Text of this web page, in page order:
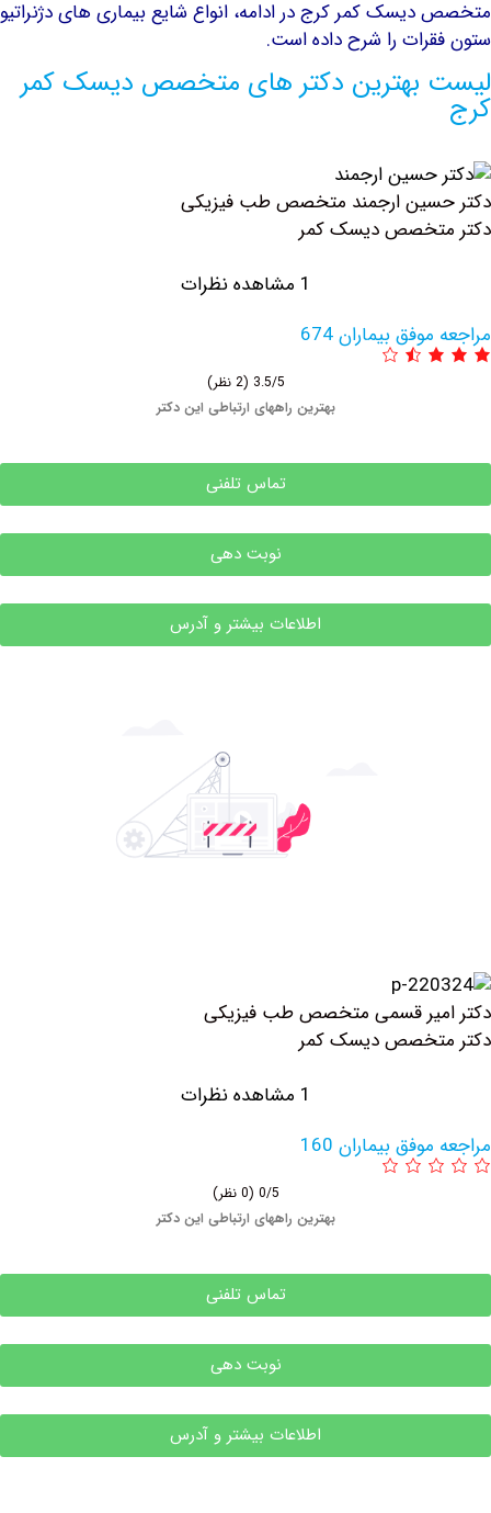
کمر کرج در ادامه، انواع شایع بیماری های دژنراتیو
را شرح داده است.
بهترین دکتر های متخصص دیسک کمر
ارجمند متخصص طب فیزیکی
دیسک کمر
بیماران 674
بهترین راههای ارتباطی این دکتر
تماس تلفنی
نوبت دهی
اطلاعات بیشتر و آدرس
قسمی متخصص طب فیزیکی
دیسک کمر
بیماران 160
بهترین راههای ارتباطی این دکتر
تماس تلفنی
نوبت دهی
اطلاعات بیشتر و آدرس